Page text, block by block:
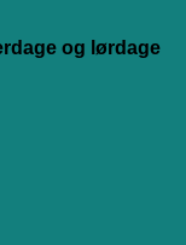
og lørdage